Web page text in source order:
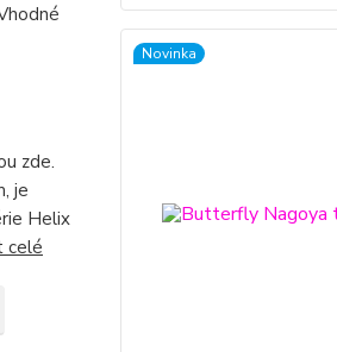
zde.
je
Helix
celé
Novinka